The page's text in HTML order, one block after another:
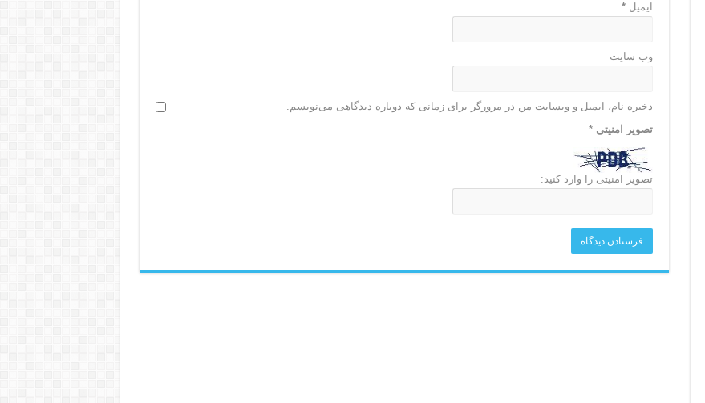
ایمیل*
وب‌ سایت
ذخیره نام، ایمیل و وبسایت من در مرورگر برای زمانی که دوباره دیدگاهی می‌نویسم.
تصویر امنیتی*
تصویر امنیتی را وارد کنید: